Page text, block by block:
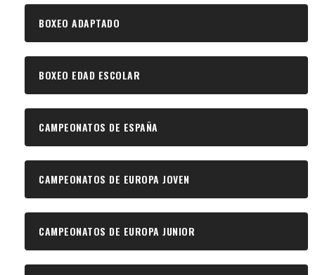
BOXEO ADAPTADO
BOXEO EDAD ESCOLAR
CAMPEONATOS DE ESPAÑA
CAMPEONATOS DE EUROPA JOVEN
CAMPEONATOS DE EUROPA JUNIOR